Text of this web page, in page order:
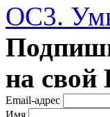
ОС3.
на свой
Email-адрес
Имя